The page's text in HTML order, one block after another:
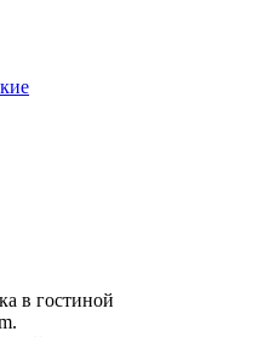
в гостиной